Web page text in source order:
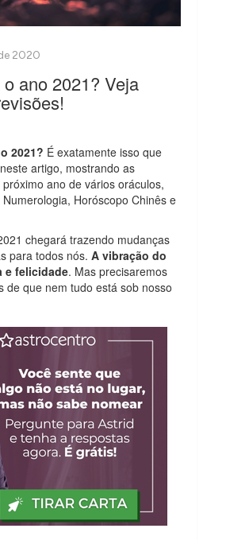
ano 2021? Veja
2021? É exatamente isso que
artigo, mostrando as
ano de vários oráculos,
Horóscopo Chinês e
chegará trazendo mudanças
para todos nós.A vibração do
e felicidade. Mas precisaremos
de que nem tudo está sob nosso